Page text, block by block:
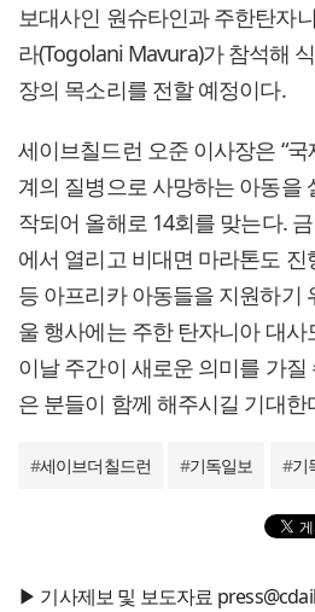
보대사인 원슈타인과 주한탄자
라(Togolani Mavura)가 참석해
장의 목소리를 전할 예정이다.
세이브칠드런 오준 이사장은 “
계의 질병으로 사망하는 아동을
작되어 올해로 14회를 맞는다.
에서 열리고 비대면 마라톤도
등 아프리카 아동들을 지원하기
울 행사에는 주한 탄자니아 대
이날 주간이 새로운 의미를 가
은 분들이 함께 해주시길 기대한
#세이브더칠드런 #기독일보 #기
▶ 기사제보 및 보도자료